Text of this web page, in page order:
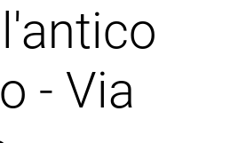
- Via